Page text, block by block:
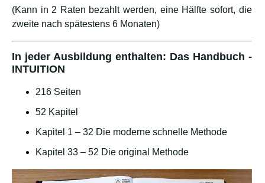
(Kann in 2 Raten bezahlt werden, eine Hälfte sofort, die
zweite nach spätestens 6 Monaten)
In jeder Ausbildung enthalten: Das Handbuch -
INTUITION
216 Seiten
52 Kapitel
Kapitel 1 – 32 Die moderne schnelle Methode
Kapitel 33 – 52 Die original Methode